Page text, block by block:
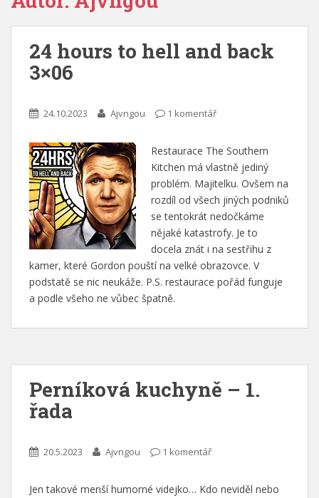
24 hours to hell and back
3×06
24.10.2023 Ajvngou 1 komentář
Restaurace The Southern
Kitchen má vlastně jediný
problém. Majitelku. Ovšem na
rozdíl od všech jiných podniků
se tentokrát nedočkáme
nějaké katastrofy. Je to
docela znát i na sestřihu z
kamer, které Gordon pouští na velké obrazovce. V
podstatě se nic neukáže. P.S. restaurace pořád funguje
a podle všeho ne vůbec špatně.
Perníková kuchyně – 1.
řada
20.5.2023 Ajvngou 1 komentář
Jen takové menší humorné videjko… Kdo neviděl nebo